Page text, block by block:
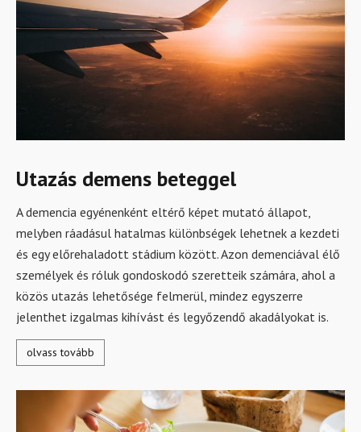
Utazás demens beteggel
A demencia egyénenként eltérő képet mutató állapot,
melyben ráadásul hatalmas különbségek lehetnek a kezdeti
és egy előrehaladott stádium között. Azon demenciával élő
személyek és róluk gondoskodó szeretteik számára, ahol a
közös utazás lehetősége felmerül, mindez egyszerre
jelenthet izgalmas kihívást és legyőzendő akadályokat is.
olvass tovább